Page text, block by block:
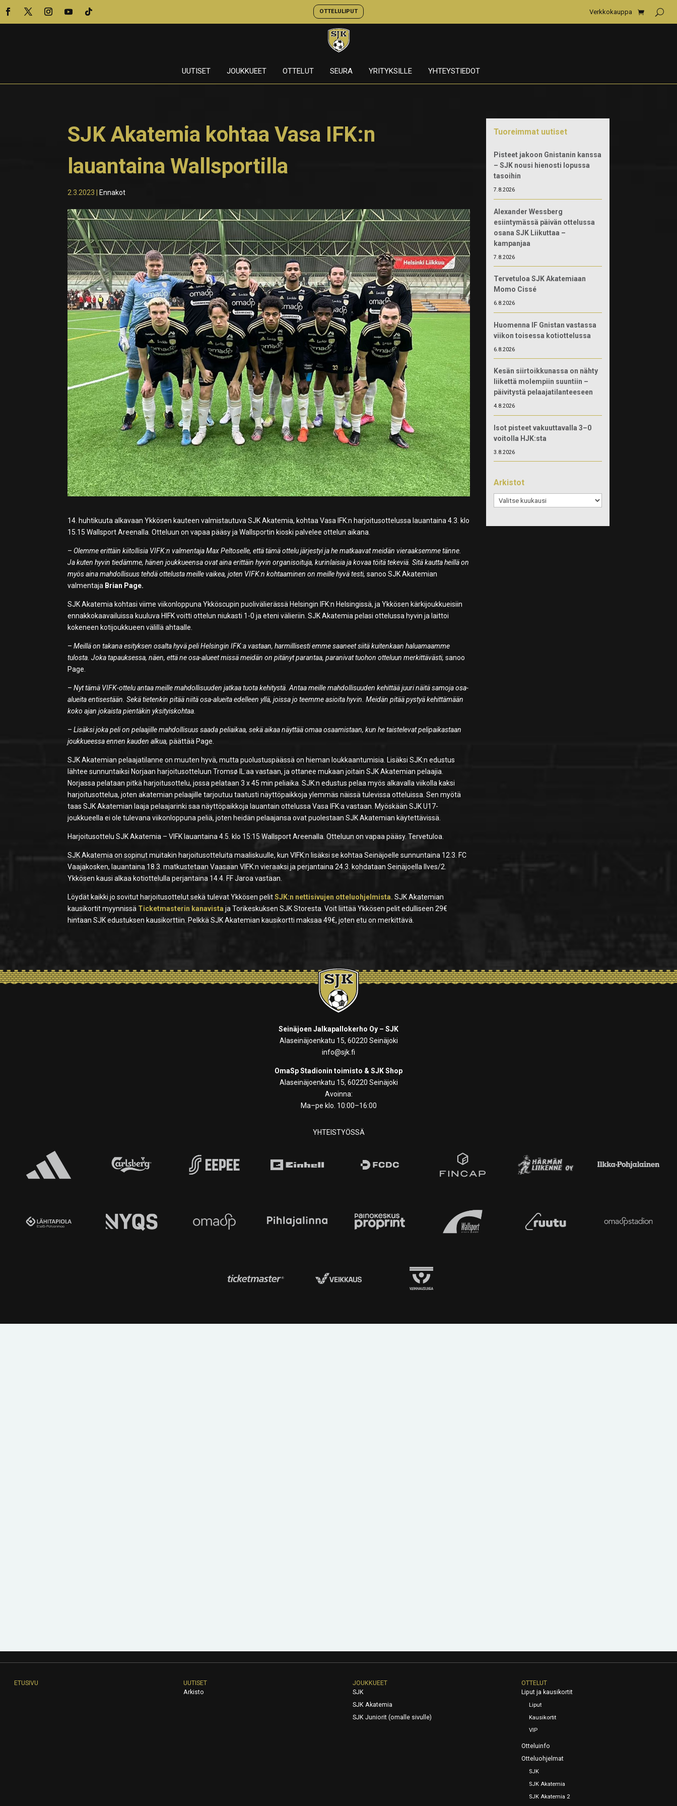
OTTELULIPUT Verkkokauppa
UUTISET JOUKKUEET OTTELUT SEURA YRITYKSILLE YHTEYSTIEDOT
SJK Akatemia kohtaa Vasa IFK:n
lauantaina Wallsportilla
2.3.2023 Ennakot
14. huhtikuuta alkavaan Ykkösen kauteen valmistautuva SJK Akatemia, kohtaa Vasa IFK:n harjoitusottelussa lauantaina 4.3. klo
15.15 Wallsport Areenalla. Otteluun on vapaa pääsy ja Wallsportin kioski palvelee ottelun aikana.
–Olemme erittäin kiitollisia VIFK:n valmentaja Max Peltoselle, että tämä ottelu järjestyi ja he matkaavat meidän vieraaksemme tänne.
Ja kuten hyvin tiedämme, hänen joukkueensa ovat aina erittäin hyvin organisoituja, kurinlaisia ja kovaa töitä tekeviä. Sitä kautta heillä on
myös aina mahdollisuus tehdä ottelusta meille vaikea, joten VIFK:n kohtaaminen on meille hyvä testi, sanoo SJK Akatemian
valmentaja Brian Page.
SJK Akatemia kohtasi viime viikonloppuna Ykköscupin puolivälierässä Helsingin IFK:n Helsingissä, ja Ykkösen kärkijoukkueisiin
ennakkokaavailuissa kuuluva HIFK voitti ottelun niukasti 1-0 ja eteni välieriin. SJK Akatemia pelasi ottelussa hyvin ja laittoi
kokeneen kotijoukkueen välillä ahtaalle.
–Meillä on takana esityksen osalta hyvä peli Helsingin IFK:a vastaan, harmillisesti emme saaneet siitä kuitenkaan haluamaamme
tulosta. Joka tapauksessa, näen, että ne osa-alueet missä meidän on pitänyt parantaa, paranivat tuohon otteluun merkittävästi, sanoo
Page.
–Nyt tämä VIFK-ottelu antaa meille mahdollisuuden jatkaa tuota kehitystä. Antaa meille mahdollisuuden kehittää juuri näitä samoja osa-
alueita entisestään. Sekä tietenkin pitää niitä osa-alueita edelleen yllä, joissa jo teemme asioita hyvin. Meidän pitää pystyä kehittämään
koko ajan jokaista pientäkin yksityiskohtaa.
–Lisäksi joka peli on pelaajille mahdollisuus saada peliaikaa, sekä aikaa näyttää omaa osaamistaan, kun he taistelevat pelipaikastaan
joukkueessa ennen kauden alkua, päättää Page.
SJK Akatemian pelaajatilanne on muuten hyvä, mutta puolustuspäässä on hieman loukkaantumisia. Lisäksi SJK:n edustus
lähtee sunnuntaiksi Norjaan harjoitusotteluun Tromsø IL:aa vastaan, ja ottanee mukaan joitain SJK Akatemian pelaajia.
Norjassa pelataan pitkä harjoitusottelu, jossa pelataan 3 x 45 min peliaika. SJK:n edustus pelaa myös alkavalla viikolla kaksi
harjoitusottelua, joten akatemian pelaajille tarjoutuu taatusti näyttöpaikkoja ylemmäs näissä tulevissa otteluissa. Sen myötä
taas SJK Akatemian laaja pelaajarinki saa näyttöpaikkoja lauantain ottelussa Vasa IFK:a vastaan. Myöskään SJK U17-
joukkueella ei ole tulevana viikonloppuna peliä, joten heidän pelaajansa ovat puolestaan SJK Akatemian käytettävissä.
Harjoitusottelu SJK Akatemia – VIFK lauantaina 4.5. klo 15:15 Wallsport Areenalla. Otteluun on vapaa pääsy. Tervetuloa.
SJK Akatemia on sopinut muitakin harjoitusotteluita maaliskuulle, kun VIFK:n lisäksi se kohtaa Seinäjoelle sunnuntaina 12.3. FC
Vaajakosken, lauantaina 18.3. matkustetaan Vaasaan VIFK:n vieraaksi ja perjantaina 24.3. kohdataan Seinäjoella Ilves/2.
Ykkösen kausi alkaa kotiottelulla perjantaina 14.4. FF Jaroa vastaan.
Löydät kaikki jo sovitut harjoitusottelut sekä tulevat Ykkösen pelitSJK:n nettisivujen otteluohjelmista. SJK Akatemian
kausikortit myynnissä Ticketmasterin kanavista ja Torikeskuksen SJK Storesta. Voit liittää Ykkösen pelit edulliseen 29€
hintaan SJK edustuksen kausikorttiin. Pelkkä SJK Akatemian kausikortti maksaa 49€, joten etu on merkittävä.
Tuoreimmat uutiset
Pisteet jakoon Gnistanin kanssa
– SJK nousi hienosti lopussa
tasoihin
7.8.2026
Alexander Wessberg
esiintymässä päivän ottelussa
osana SJK Liikuttaa –
kampanjaa
7.8.2026
Tervetuloa SJK Akatemiaan
Momo Cissé
6.8.2026
Huomenna IF Gnistan vastassa
viikon toisessa kotiottelussa
6.8.2026
Kesän siirtoikkunassa on nähty
liikettä molempiin suuntiin –
päivitystä pelaajatilanteeseen
4.8.2026
Isot pisteet vakuuttavalla 3–0
voitolla HJK:sta
3.8.2026
Arkistot
Arkistot
Seinäjoen Jalkapallokerho Oy – SJK
Alaseinäjoenkatu 15, 60220 Seinäjoki
info@sjk.fi
OmaSp Stadionin toimisto & SJK Shop
Alaseinäjoenkatu 15, 60220 Seinäjoki
Avoinna:
Ma–pe klo. 10:00–16:00
YHTEISTYÖSSÄ
ETUSIVU
UUTISET
Arkisto
JOUKKUEET
SJK
SJK Akatemia
SJK Juniorit (omalle sivulle)
OTTELUT
Liput ja kausikortit
Liput
Kausikortit
VIP
Otteluinfo
Otteluohjelmat
SJK
SJK Akatemia
SJK Akatemia 2